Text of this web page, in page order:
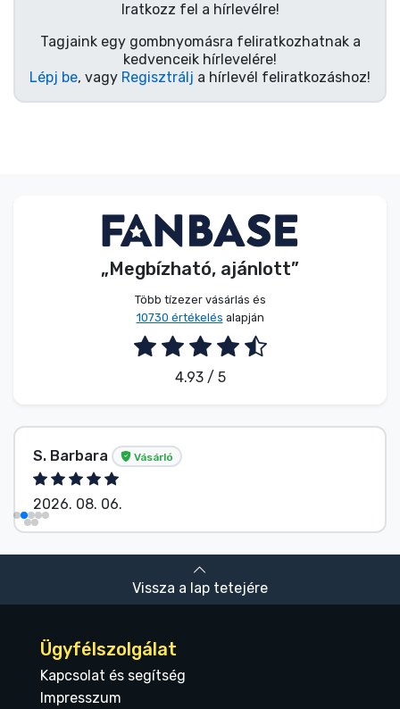
Iratkozz fel a hírlevélre!
Tagjaink egy gombnyomásra feliratkozhatnak a
kedvenceik hírlevelére!
Lépj be, vagy Regisztrálj a hírlevél feliratkozáshoz!
„Megbízható, ajánlott”
Több tízezer vásárlás és
10730 értékelés alapján
4.93 / 5
S. Barbara Vásárló
2026. 08. 06.
Vissza a lap tetejére
Ügyfélszolgálat
Kapcsolat és segítség
Impresszum
Terméktípusok
Márkák